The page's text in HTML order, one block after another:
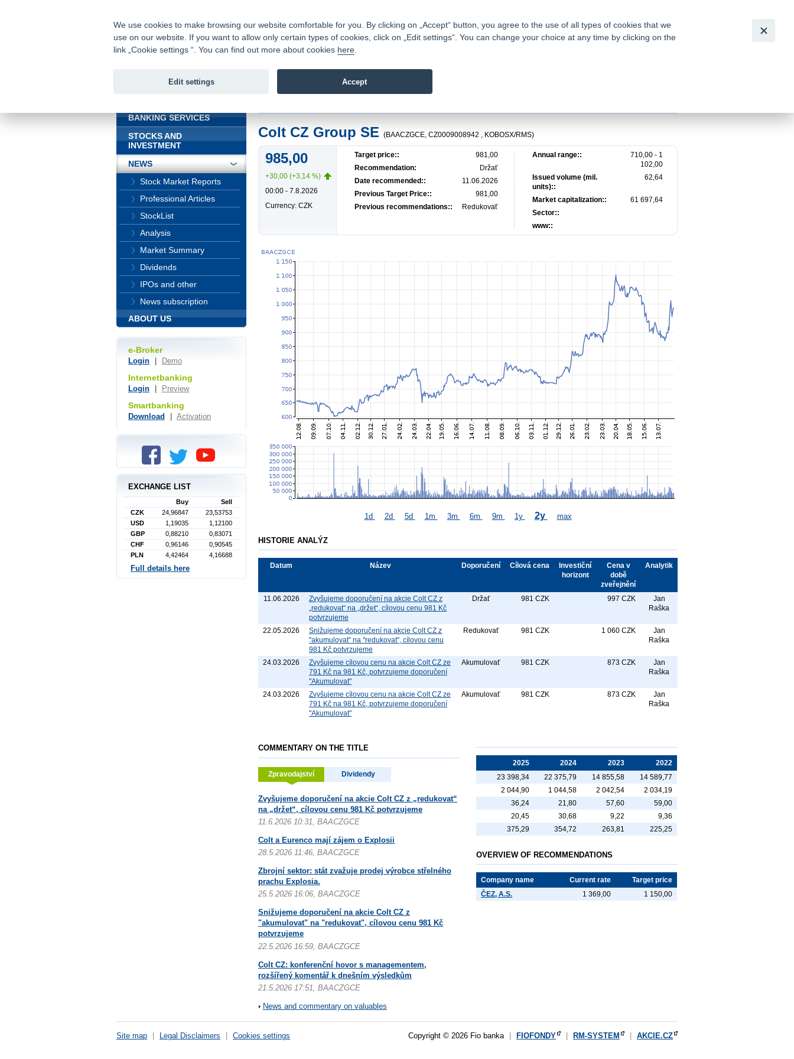
Fio bank
Fio banka is a modern Czech financial institution that stands out for
providing fee-free general banking services and adept facilitation of
Colt CZ Group SE (BAACZGCE, CZ0009008942 , KOBOSX/RMS)
985,00
+30,00 (+3,14 %)
00:00 - 7.8.2026
Currency: CZK
Target price::
981,00
Recommendation:
Držať
Date recommended::
11.06.2026
Previous Target Price::
981,00
Previous recommendations::
Redukovať
Annual range::
710,00 - 1
102,00
Issued volume (mil.
units)::
62,64
Market capitalization::
61 697,64
Sector::
www::
1d 2d 5d 1m 3m 6m 9m 1y 2y max
HISTORIE ANALÝZ
Datum Název Doporučení Cílová cena
Investiční
horizont
Cena v
době
zveřejnění
Analytik
11.06.2026
Zvyšujeme doporučení na akcie Colt CZ z
„redukovat“ na „držet“, cílovou cenu 981 Kč
potvrzujeme
Držať 981 CZK 997 CZK
Jan
Raška
22.05.2026
Snižujeme doporučení na akcie Colt CZ z
"akumulovat" na "redukovat", cílovou cenu
981 Kč potvrzujeme
Redukovať 981 CZK 1 060 CZK
Jan
Raška
24.03.2026
Zvyšujeme cílovou cenu na akcie Colt CZ ze
791 Kč na 981 Kč, potvrzujeme doporučení
"Akumulovat"
Akumulovať 981 CZK 873 CZK
Jan
Raška
24.03.2026
Zvyšujeme cílovou cenu na akcie Colt CZ ze
791 Kč na 981 Kč, potvrzujeme doporučení
"Akumulovat"
Akumulovať 981 CZK 873 CZK
Jan
Raška
COMMENTARY ON THE TITLE
Zpravodajství Dividendy
Zvyšujeme doporučení na akcie Colt CZ z „redukovat“
na „držet“, cílovou cenu 981 Kč potvrzujeme
11.6.2026 10:31, BAACZGCE
Colt a Eurenco mají zájem o Explosii
28.5.2026 11:46, BAACZGCE
Zbrojní sektor: stát zvažuje prodej výrobce střelného
prachu Explosia.
25.5.2026 16:06, BAACZGCE
Snižujeme doporučení na akcie Colt CZ z
"akumulovat" na "redukovat", cílovou cenu 981 Kč
potvrzujeme
22.5.2026 16:59, BAACZGCE
Colt CZ: konferenční hovor s managementem,
rozšířený komentář k dnešním výsledkům
21.5.2026 17:51, BAACZGCE
News and commentary on valuables
2025 2024 2023
2022
23 398,34
22 375,79 14 855,58
14 589,77
2 044,90
1 044,58 2 042,54
2 034,19
36,24
21,80 57,60
59,00
20,45
30,68 9,22
9,36
375,29
354,72 263,81 225,25
OVERVIEW OF RECOMMENDATIONS
Company name Current rate
Target price
ČEZ, A.S.
1 369,00 1 150,00
BANKING SERVICES
STOCKS AND
INVESTMENT
NEWS
Stock Market Reports
Professional Articles
StockList
Analysis
Market Summary
Dividends
IPOs and other
News subscription
ABOUT US
e-Broker
Login Demo
Internetbanking
Login Preview
Smartbanking
Download Activation
EXCHANGE LIST
Buy
Sell
CZK
24,96847
23,53753
USD
1,19035
1,12100
GBP
0,88210
0,83071
CHF
0,96146
0,90545
PLN
4,42464 4,16688
Full details here
Site map Legal Disclaimers Cookies settings Copyright © 2026 Fio banka FIOFONDY RM-SYSTEM AKCIE.CZ
We use cookies to make browsing our website comfortable for you. By clicking on „Accept“ button, you agree to the use of all types of cookies that we
use on our website. If you want to allow only certain types of cookies, click on „Edit settings“. You can change your choice at any time by clicking on the
link „Cookie settings “. You can find out more about cookies here
Edit settings Accept